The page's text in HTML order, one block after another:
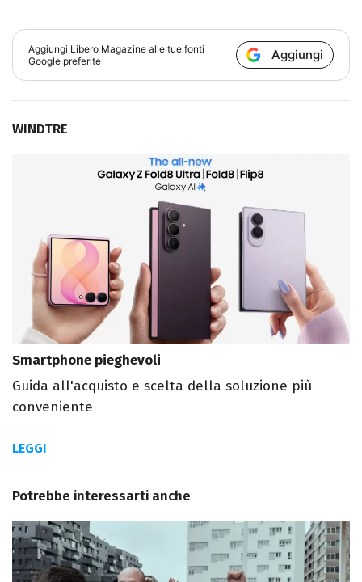
Aggiungi Libero Magazine alle tue fonti
Google preferite
Aggiungi
WINDTRE
Smartphone pieghevoli
Guida all'acquisto e scelta della soluzione più
conveniente
LEGGI
Potrebbe interessarti anche